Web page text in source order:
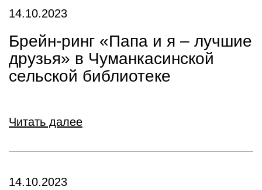
14.10.2023
Брейн-ринг «Папа и я – лучшие
друзья» в Чуманкасинской
сельской библиотеке
Читать далее
14.10.2023